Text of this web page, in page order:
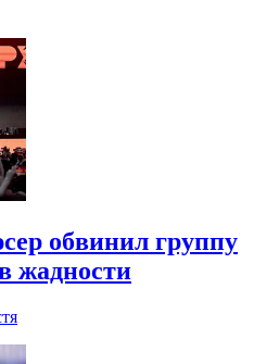
обвинил группу
жадности